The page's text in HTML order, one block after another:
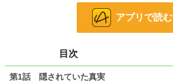
38,196 位 / 228,850 件
16,591 位 / 66,375 件
24h.ポイント 7 pt
アプリで読む
目次
第1話 隠されていた真実